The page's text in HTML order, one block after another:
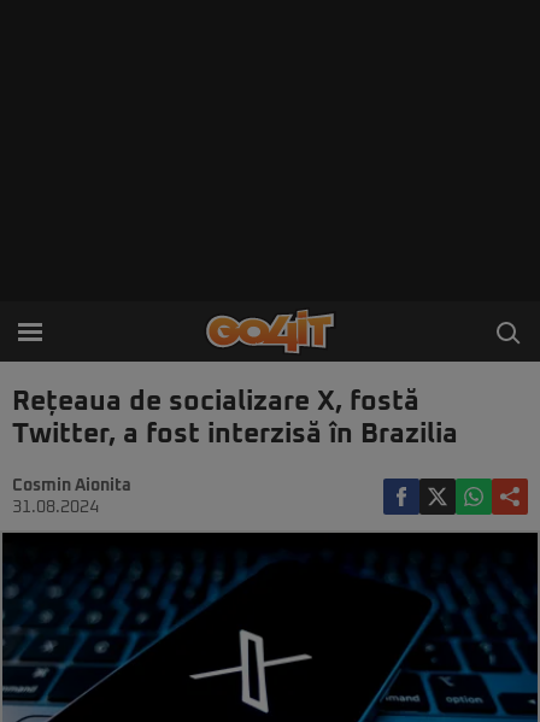
Rețeaua de socializare X, fostă
Twitter, a fost interzisă în Brazilia
Cosmin Aionita
31.08.2024